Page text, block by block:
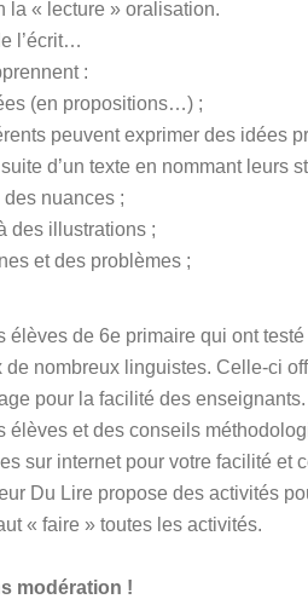
la « lecture » oralisation.
l’écrit…
:
(en propositions…) ;
peuvent exprimer des idées
d’un texte en nommant leurs
nuances ;
des illustrations ;
et des problèmes ;
élèves de 6e primaire qui ont
nombreux linguistes. Celle-ci
pour la facilité des
élèves et des conseils
sur internet pour votre facilité et
Du Lire propose des activités
« faire » toutes les activités.
modération !